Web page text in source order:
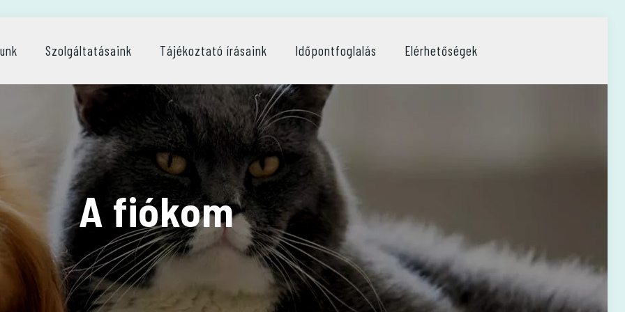
Szolgáltatásaink Tájékoztató írásaink Időpontfoglalás Elérhetőségek
A fiókom